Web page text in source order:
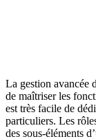
La gestion avancée
de maîtriser les
est très facile de
particuliers. Les
des sous-éléments